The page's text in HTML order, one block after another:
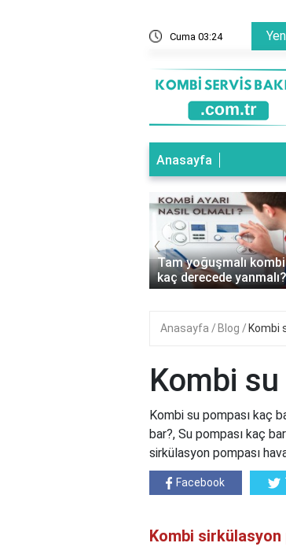
Cuma 03:24
Anasayfa
Tam yoğuşmalı
kaç derecede yanmalı?
‹
Anasayfa Blog Kombi
Kombi
Kombi su pompası kaç
bar?, Su pompası kaç
sirkülasyon pompası
Facebook
Kombi sirkülasyon